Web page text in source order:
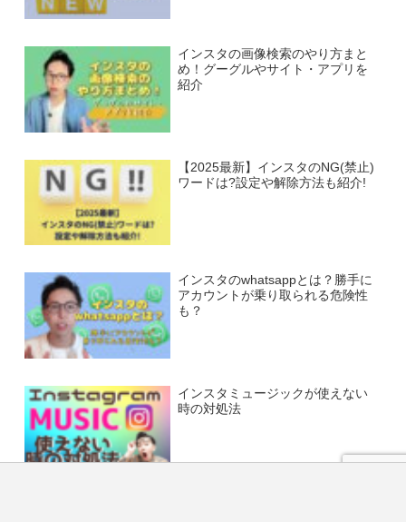
インスタの画像検索のやり方まと
め！グーグルやサイト・アプリを
紹介
【2025最新】インスタのNG(禁止)
ワードは?設定や解除方法も紹介!
インスタのwhatsappとは？勝手に
アカウントが乗り取られる危険性
も？
インスタミュージックが使えない
時の対処法